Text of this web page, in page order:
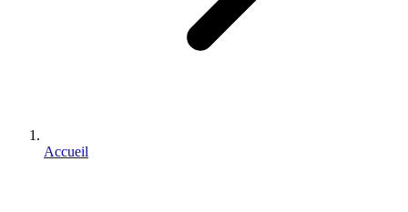
Accueil